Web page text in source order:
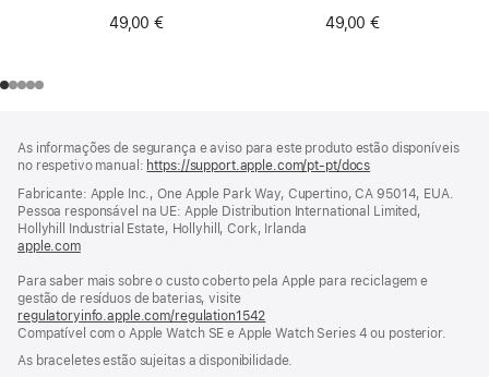
49,00 €
49,00 €
de
rodapé
As informações de segurança e aviso para este produto estão disponíveis
no respetivo manual: https://support.apple.com/pt-pt/docs
nova
janela)
Fabricante: Apple Inc., One Apple Park Way, Cupertino, CA 95014, EUA.
Pessoa responsável na UE: Apple Distribution International Limited,
Hollyhill Industrial Estate, Hollyhill, Cork, Irlanda
apple.com(abre
nova
janela)
Para saber mais sobre o custo coberto pela Apple para reciclagem e
gestão de resíduos de baterias, visite
regulatoryinfo.apple.com/regulation1542
numa
nova
janela)
Compatível com o Apple Watch SE e Apple Watch Series 4 ou posterior.
As braceletes estão sujeitas a disponibilidade.